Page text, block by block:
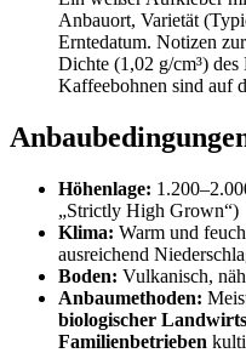
Höhenlage:
„Strictly High Grown“)
Klima: Warm und
ausreichend
Boden: Vulkanisch,
Anbaumethoden:
biologischer
Familienbetrieben